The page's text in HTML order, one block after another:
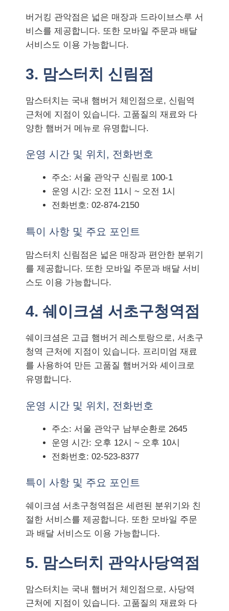
버거킹 관악점은 넓은 매장과 드라이브스루 서
비스를 제공합니다. 또한 모바일 주문과 배달
서비스도 이용 가능합니다.
3. 맘스터치 신림점
맘스터치는 국내 햄버거 체인점으로, 신림역
근처에 지점이 있습니다. 고품질의 재료와 다
양한 햄버거 메뉴로 유명합니다.
운영 시간 및 위치, 전화번호
주소: 서울 관악구 신림로 100-1
운영 시간: 오전 11시 ~ 오전 1시
전화번호: 02-874-2150
특이 사항 및 주요 포인트
맘스터치 신림점은 넓은 매장과 편안한 분위기
를 제공합니다. 또한 모바일 주문과 배달 서비
스도 이용 가능합니다.
4. 쉐이크셤 서초구청역점
쉐이크셤은 고급 햄버거 레스토랑으로, 서초구
청역 근처에 지점이 있습니다. 프리미엄 재료
를 사용하여 만든 고품질 햄버거와 셰이크로
유명합니다.
운영 시간 및 위치, 전화번호
주소: 서울 관악구 남부순환로 2645
운영 시간: 오후 12시 ~ 오후 10시
전화번호: 02-523-8377
특이 사항 및 주요 포인트
쉐이크셤 서초구청역점은 세련된 분위기와 친
절한 서비스를 제공합니다. 또한 모바일 주문
과 배달 서비스도 이용 가능합니다.
5. 맘스터치 관악사당역점
맘스터치는 국내 햄버거 체인점으로, 사당역
근처에 지점이 있습니다. 고품질의 재료와 다